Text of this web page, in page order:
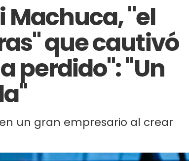
Machuca, "el
que cautivó
perdido": "Un
un gran empresario al crear